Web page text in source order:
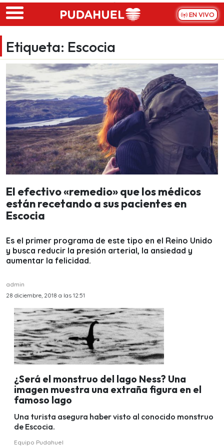
Skip to main content
EN VIVO
Etiqueta: Escocia
El efectivo «remedio» que los médicos
están recetando a sus pacientes en
Escocia
Es el primer programa de este tipo en el Reino Unido
y busca reducir la presión arterial, la ansiedad y
aumentar la felicidad.
admin
28 diciembre, 2018 a las 12:51
¿Será el monstruo del lago Ness? Una
imagen muestra una extraña figura en el
famoso lago
Una turista asegura haber visto al conocido monstruo
de Escocia.
Equipo Pudahuel